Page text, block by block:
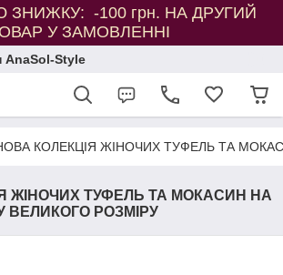
ЗНИЖКУ: -100 грн. НА ДРУГИЙ
У ЗАМОВЛЕННІ
AnaSol-Style
КОЛЕКЦІЯ ЖІНОЧИХ ТУФЕЛЬ ТА
ЖІНОЧИХ ТУФЕЛЬ ТА МОКАСИН НА
ВЕЛИКОГО РОЗМІРУ